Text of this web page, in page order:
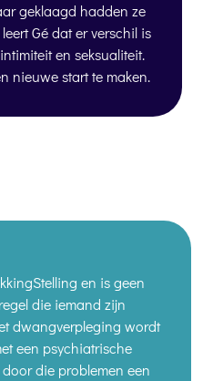
geklaagd hadden ze
Gé dat er verschil is
en seksualiteit.
nieuwe start te maken.
en is geen
die iemand zijn
dwangverpleging wordt
een psychiatrische
die problemen een